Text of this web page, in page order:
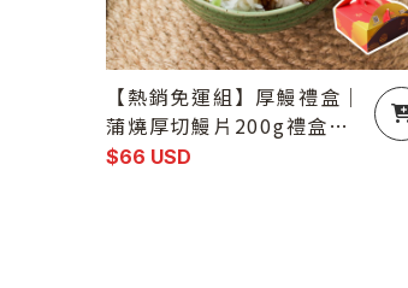
【熱銷免運組】厚鰻禮盒｜
蒲燒厚切鰻片200g禮盒（7
片入／盒）
$66 USD